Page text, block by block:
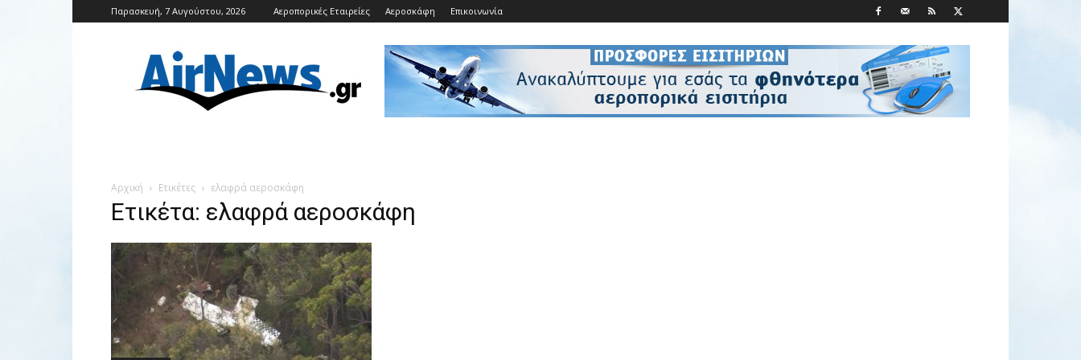
Παρασκευή, 7 Αυγούστου, 2026 Αεροπορικές Εταιρείες Αεροσκάφη Επικοινωνία
Αρχική Ετικέτες ελαφρά αεροσκάφη
Ετικέτα: ελαφρά αεροσκάφη